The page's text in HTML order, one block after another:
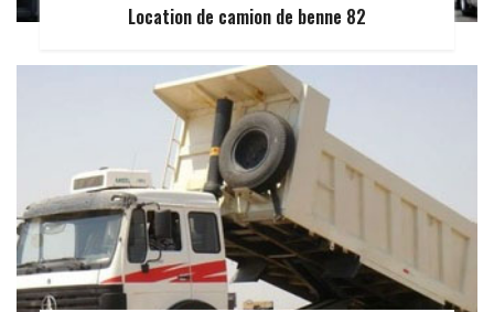
Location de camion de benne 82